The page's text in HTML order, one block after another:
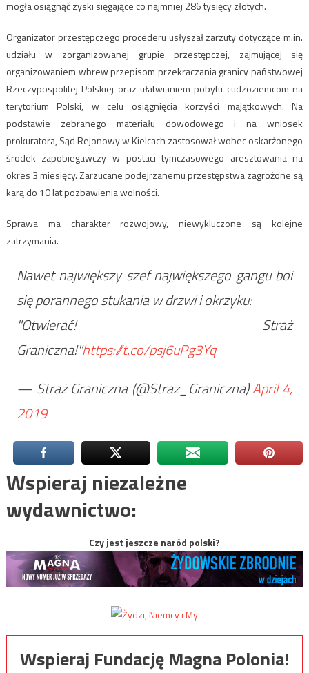
mogła osiągnąć zyski sięgające co najmniej 286 tysięcy złotych.
Organizator przestępczego procederu usłyszał zarzuty dotyczące m.in.
udziału w zorganizowanej grupie przestępczej, zajmującej się
organizowaniem wbrew przepisom przekraczania granicy państwowej
Rzeczypospolitej Polskiej oraz ułatwianiem pobytu cudzoziemcom na
terytorium Polski, w celu osiągnięcia korzyści majątkowych. Na
podstawie zebranego materiału dowodowego i na wniosek
prokuratora, Sąd Rejonowy w Kielcach zastosował wobec oskarżonego
środek zapobiegawczy w postaci tymczasowego aresztowania na
okres 3 miesięcy. Zarzucane podejrzanemu przestępstwa zagrożone są
karą do 10 lat pozbawienia wolności.
Sprawa ma charakter rozwojowy, niewykluczone są kolejne
zatrzymania.
Nawet największy szef największego gangu boi
się porannego stukania w drzwi i okrzyku:
"Otwierać! Straż
Graniczna!"https://t.co/psj6uPg3Yq
— Straż Graniczna (@Straz_Graniczna)April 4,
2019
Wspieraj niezależne
wydawnictwo:
Czy jest jeszcze naród polski?
Wspieraj Fundację Magna Polonia!